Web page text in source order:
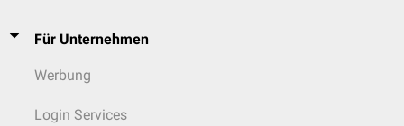
Für Unternehmen
Werbung
Login Services